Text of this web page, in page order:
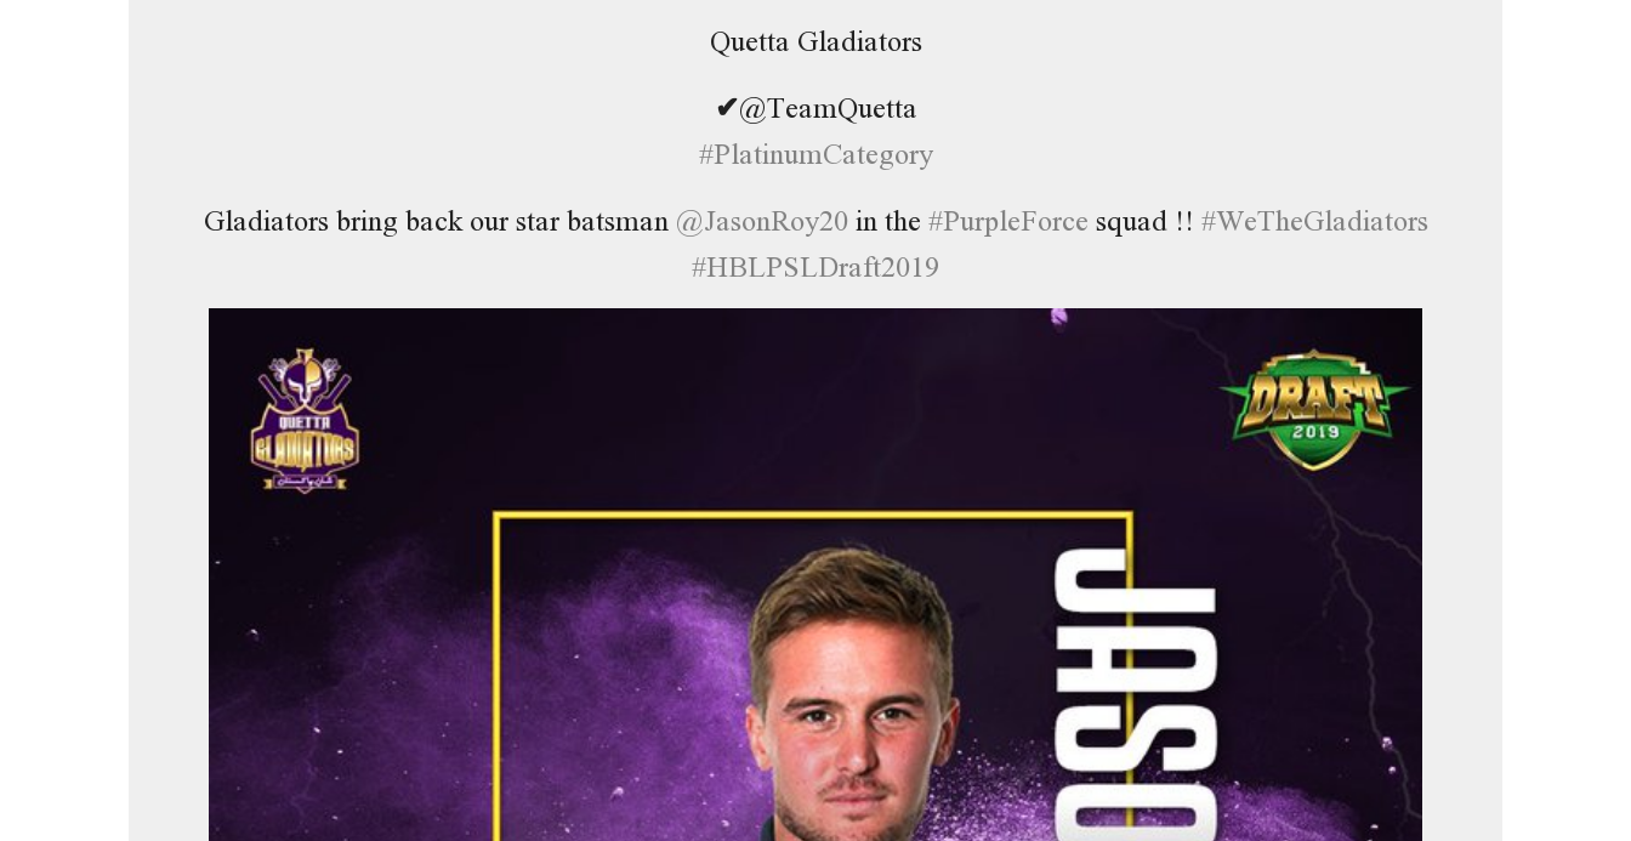
Quetta Gladiators
✔@TeamQuetta
#PlatinumCategory
Gladiators bring back our star batsman@JasonRoy20in the#PurpleForcesquad !! #WeTheGladiators
#HBLPSLDraft2019